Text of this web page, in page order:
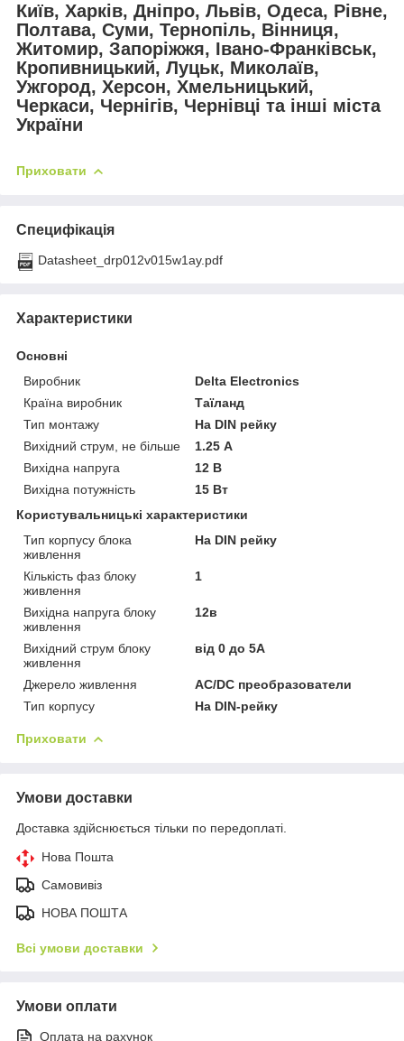
Київ, Харків, Дніпро, Львів, Одеса, Рівне,
Полтава, Суми, Тернопіль, Вінниця,
Житомир, Запоріжжя, Івано-Франківськ,
Кропивницький, Луцьк, Миколаїв,
Ужгород, Херсон, Хмельницький,
Черкаси, Чернігів, Чернівці та інші міста
України
Приховати
Специфікація
Datasheet_drp012v015w1ay.pdf
Характеристики
Основні
Виробник
Delta Electronics
Країна виробник
Таїланд
Тип монтажу
На DIN рейку
Вихідний струм, не більше
1.25 А
Вихідна напруга
12 В
Вихідна потужність
15 Вт
Користувальницькі характеристики
Тип корпусу блока
живлення
На DIN рейку
Кількість фаз блоку
живлення
1
Вихідна напруга блоку
живлення
12в
Вихідний струм блоку
живлення
від 0 до 5А
Джерело живлення
AC/DC преобразователи
Тип корпусу
На DIN-рейку
Приховати
Умови доставки
Доставка здійснюється тільки по передоплаті.
Нова Пошта
Самовивіз
НОВА ПОШТА
Всі умови доставки
Умови оплати
Оплата на рахунок